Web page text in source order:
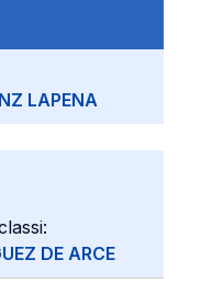
LAPENA
DE ARCE